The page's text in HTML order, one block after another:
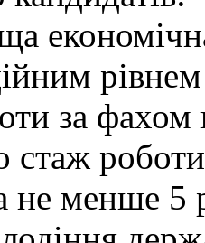
за
стаж
не менше 5